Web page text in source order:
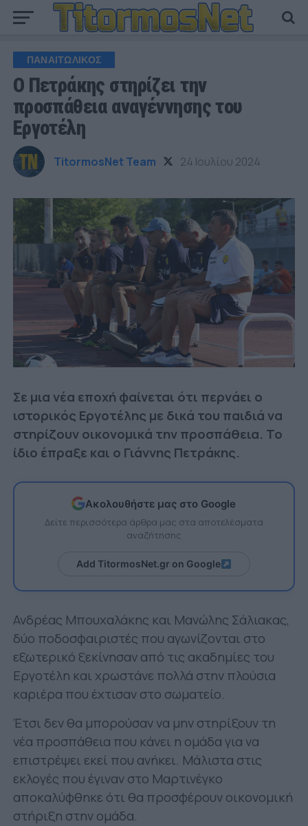
ΠΑΝΑΙΤΩΛΙΚΟΣ
Ο Πετράκης στηρίζει την
προσπάθεια αναγέννησης του
Εργοτέλη
TitormosNet Team 24 Ιουλίου 2024
Σε μια νέα εποχή φαίνεται ότι περνάει ο
ιστορικός Εργοτέλης με δικά του παιδιά να
στηρίζουν οικονομικά την προσπάθεια. Το
ίδιο έπραξε και ο Γιάννης Πετράκης.
Ακολουθήστε μας στο Google
Δείτε περισσότερα άρθρα μας στα αποτελέσματα
αναζήτησης
Add TitormosNet.gr on Google
Ανδρέας Μπουχαλάκης και Μανώλης Σάλιακας,
δύο ποδοσφαιριστές που αγωνίζονται στο
εξωτερικό ξεκίνησαν από τις ακαδημίες του
Εργοτέλη και χρωστάνε πολλά στην πλούσια
καριέρα που έχτισαν στο σωματείο.
Έτσι δεν θα μπορούσαν να μην στηρίξουν τη
νέα προσπάθεια που κάνει η ομάδα για να
επιστρέψει εκεί που ανήκει. Μάλιστα στις
εκλογές που έγιναν στο Μαρτινέγκο
αποκαλύφθηκε ότι θα προσφέρουν οικονομική
στήριξη στην ομάδα.